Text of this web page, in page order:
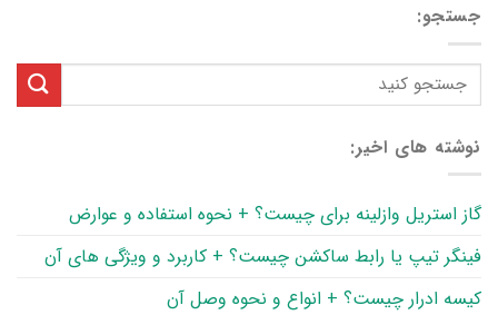
جستجو:
نوشته های اخیر:
گاز استریل وازلینه برای چیست؟ + نحوه استفاده و عوارض
فینگر تیپ یا رابط ساکشن چیست؟ + کاربرد و ویژگی های آن
کیسه ادرار چیست؟ + انواع و نحوه وصل آن